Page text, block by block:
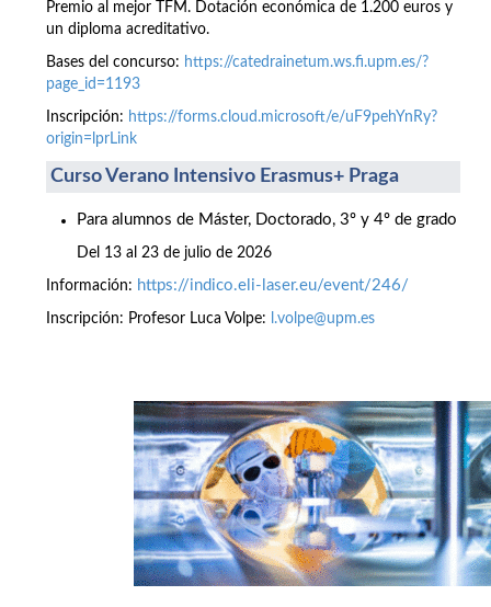
Premio al mejor TFM. Dotación económica de 1.200 euros y
un diploma acreditativo.
Bases del concurso: https://catedrainetum.ws.fi.upm.es/?
page_id=1193
Inscripción: https://forms.cloud.microsoft/e/uF9pehYnRy?
origin=lprLink
Curso Verano Intensivo Erasmus+ Praga
Para alumnos de Máster, Doctorado, 3º y 4º de grado
Del 13 al 23 de julio de 2026
Información: https://indico.eli-laser.eu/event/246/
Inscripción: Profesor Luca Volpe: l.volpe@upm.es